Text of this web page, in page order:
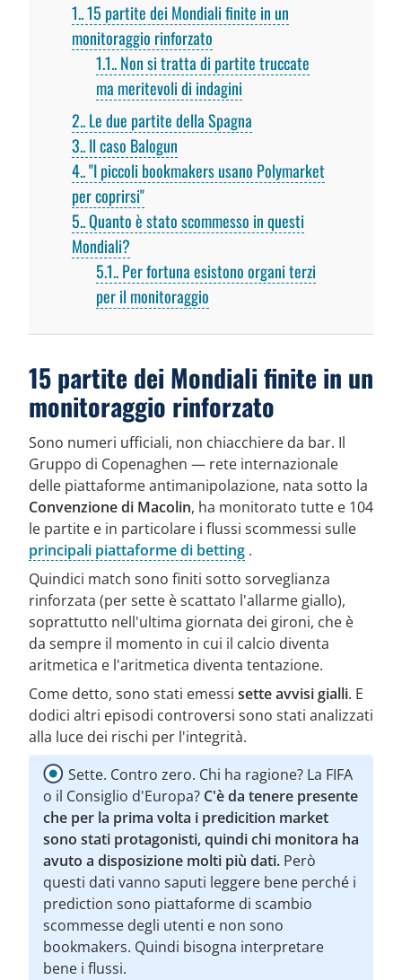
1. 15 partite dei Mondiali finite in un
monitoraggio rinforzato
1.1. Non si tratta di partite truccate
ma meritevoli di indagini
2. Le due partite della Spagna
3. Il caso Balogun
4. "I piccoli bookmakers usano Polymarket
per coprirsi"
5. Quanto è stato scommesso in questi
Mondiali?
5.1. Per fortuna esistono organi terzi
per il monitoraggio
15 partite dei Mondiali finite in un
monitoraggio rinforzato
Sono numeri ufficiali, non chiacchiere da bar. Il
Gruppo di Copenaghen — rete internazionale
delle piattaforme antimanipolazione, nata sotto la
Convenzione di Macolin, ha monitorato tutte e 104
le partite e in particolare i flussi scommessi sulle
principali piattaforme di betting .
Quindici match sono finiti sotto sorveglianza
rinforzata (per sette è scattato l'allarme giallo),
soprattutto nell'ultima giornata dei gironi, che è
da sempre il momento in cui il calcio diventa
aritmetica e l'aritmetica diventa tentazione.
Come detto, sono stati emessi sette avvisi gialli. E
dodici altri episodi controversi sono stati analizzati
alla luce dei rischi per l'integrità.
Sette. Contro zero. Chi ha ragione? La FIFA
o il Consiglio d'Europa? C'è da tenere presente
che per la prima volta i predicition market
sono stati protagonisti, quindi chi monitora ha
avuto a disposizione molti più dati. Però
questi dati vanno saputi leggere bene perché i
prediction sono piattaforme di scambio
scommesse degli utenti e non sono
bookmakers. Quindi bisogna interpretare
bene i flussi.